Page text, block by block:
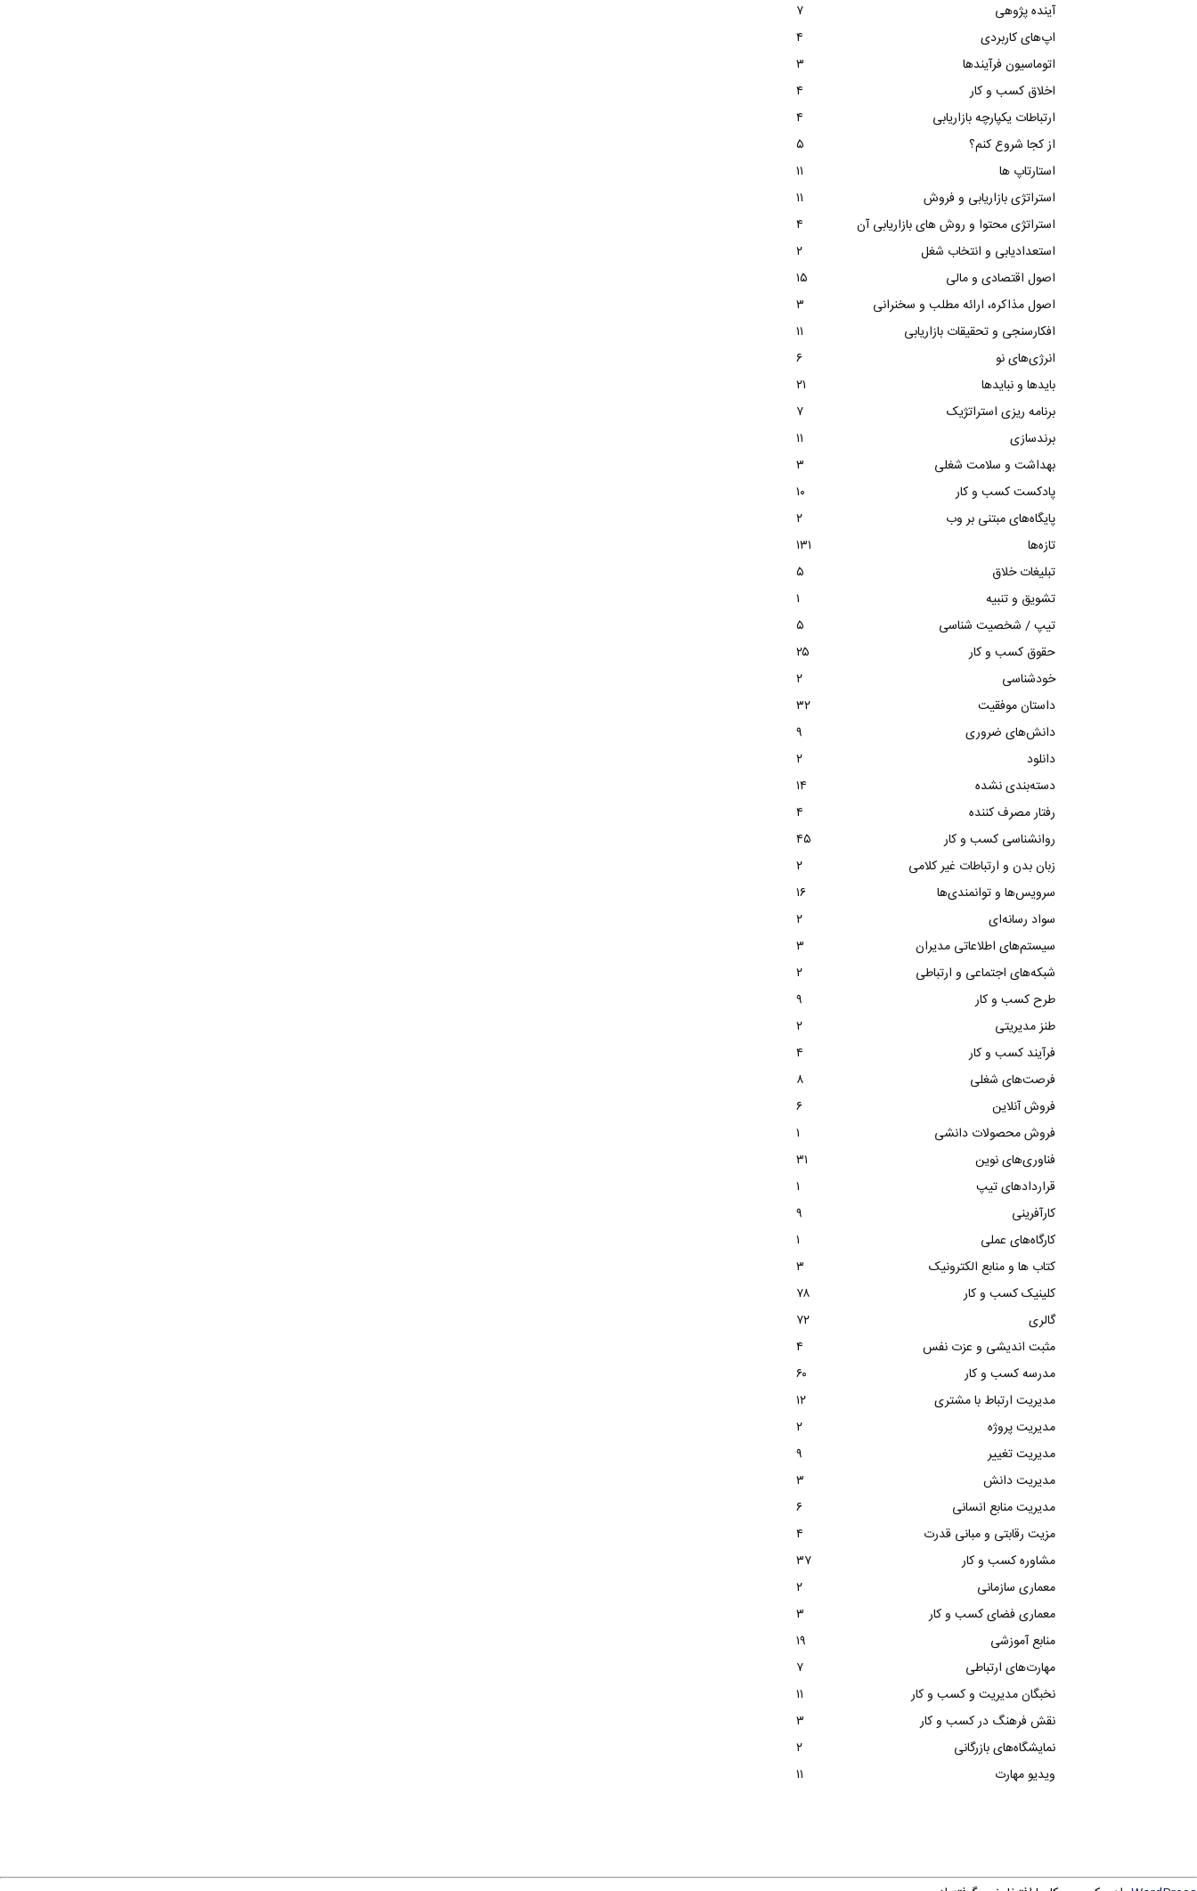
آینده پژوهی
۷
اپ‌های کاربردی
۴
اتوماسیون فرآیندها
۳
اخلاق کسب و کار
۴
ارتباطات یکپارچه بازاریابی
۴
از کجا شروع کنم؟
۵
استارتاپ ها
۱۱
استراتژی بازاریابی و فروش
۱۱
استراتژی محتوا و روش های بازاریابی آن
۴
استعدادیابی و انتخاب شغل
۲
اصول اقتصادی و مالی
۱۵
اصول مذاکره، ارائه مطلب و سخنرانی
۳
افکارسنجی و تحقیقات بازاریابی
۱۱
انرژی‌های نو
۶
بایدها و نبایدها
۲۱
برنامه ریزی استراتژیک
۷
برندسازی
۱۱
بهداشت و سلامت شغلی
۳
پادکست کسب و کار
۱۰
پایگاه‌های مبتنی بر وب
۲
تازه‌ها
۱۳۱
تبلیغات خلاق
۵
تشویق و تنبیه
۱
تیپ / شخصیت شناسی
۵
حقوق کسب و کار
۲۵
خودشناسی
۲
داستان موفقیت
۳۲
دانش‌های ضروری
۹
دانلود
۲
دسته‌بندی نشده
۱۴
رفتار مصرف کننده
۴
روانشناسی کسب و کار
۴۵
زبان بدن و ارتباطات غیر کلامی
۲
سرویس‌ها و توانمندی‌ها
۱۶
سواد رسانه‌ای
۲
سیستم‌های اطلاعاتی مدیران
۳
شبکه‌های اجتماعی و ارتباطی
۲
طرح کسب و کار
۹
طنز مدیریتی
۲
فرآیند کسب و کار
۴
فرصت‌های شغلی
۸
فروش آنلاین
۶
فروش محصولات دانشی
۱
فناوری‌های نوین
۳۱
قراردادهای تیپ
۱
کارآفرینی
۹
کارگاه‌های عملی
۱
کتاب ها و منابع الکترونیک
۳
کلینیک کسب و کار
۷۸
گالری
۷۲
مثبت اندیشی و عزت نفس
۴
مدرسه کسب و کار
۶۰
مدیریت ارتباط با مشتری
۱۲
مدیریت پروژه
۲
مدیریت تغییر
۹
مدیریت دانش
۳
مدیریت منابع انسانی
۶
مزیت رقابتی و مبانی قدرت
۴
مشاوره کسب و کار
۳۷
معماری سازمانی
۲
معماری فضای کسب و کار
۳
منابع آموزشی
۱۹
مهارت‌های ارتباطی
۷
نخبگان مدیریت و کسب و کار
۱۱
نقش فرهنگ در کسب و کار
۳
نمایشگاه‌های بازرگانی
۲
ویدیو مهارت
۱۱